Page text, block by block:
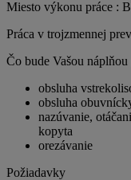
Miesto výkonu práce :
Práca v trojzmennej
Čo bude Vašou náplňou
obsluha
obsluha
nazúvanie,
kopyta
orezávanie
Požiadavky